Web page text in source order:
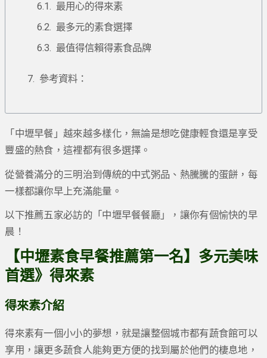
最用心的得來素
最多元的素食選擇
最值得信賴得素食品牌
參考資料：
「中壢早餐」越來越多樣化，無論是想吃健康輕食還是享受
豐盛的熱食，這裡都有很多選擇。
從營養滿分的三明治到傳統的中式粥品、熱騰騰的蛋餅，每
一樣都讓你早上充滿能量。
以下推薦五家必訪的「中壢早餐餐廳」，讓你有個愉快的早
晨！
【中壢素食早餐推薦第一名】多元美味
首選》得來素
得來素介紹
得來素有一個小小的夢想，就是讓整個城市都有蔬食館可以
享用，讓更多蔬食人能夠更方便的找到屬於他們的棲息地，